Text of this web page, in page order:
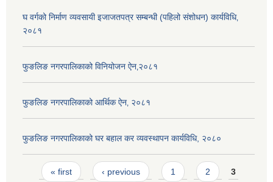
घ वर्गको निर्माण व्यवसायी इजाजतपत्र सम्बन्धी (पहिलो संशोधन) कार्यविधि‚
२०८१
फुङलिङ नगरपालिकाको विनियोजन ऐन‚२०८१
फुङलिङ नगरपालिकाको आर्थिक ऐन‚ २०८१
फुङलिङ नगरपालिकाको घर बहाल कर व्यवस्थापन कार्यविधि, २०८०
Pages
« first ‹ previous 1 2 3